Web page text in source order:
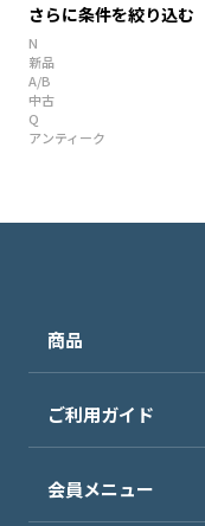
さらに条件を絞り込む
N
新品
A/B
中古
Q
アンティーク
商品
ご利用ガイド
会員メニュー